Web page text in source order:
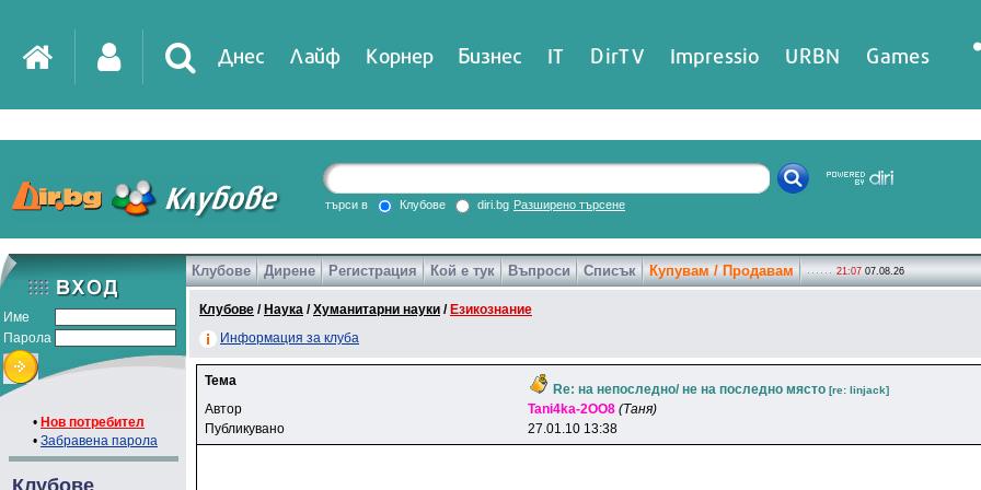
Днес Лайф Корнер Бизнес IT DirTV Impressio URBN Games
търси в Клубове diri.bg Разширено търсене
Име
Парола
• Нов потребител
• Забравена парола
Клубове
Клубове Дирене Регистрация Кой е тук Въпроси Списък Купувам / Продавам 21:07 07.08.26
Клубове / Наука /Хуманитарни науки / Езикознание
Информация за клуба
Тема
Re: на непоследно/ не на последно място [re: linjack]
Автор Tani4ka-2OO8 (Таня)
Публикувано
27.01.10 13:38